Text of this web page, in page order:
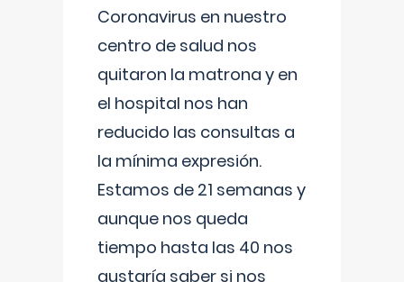
Coronavirus en nuestro
centro de salud nos
quitaron la matrona y en
el hospital nos han
reducido las consultas a
la mínima expresión.
Estamos de 21 semanas y
aunque nos queda
tiempo hasta las 40 nos
gustaría saber si nos